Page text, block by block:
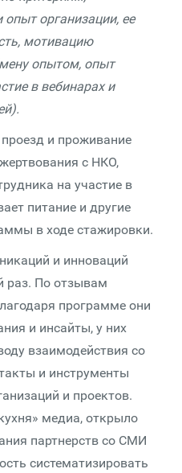
организации, ее
мотивацию
опытом, опыт
в вебинарах и
и проживание
с НКО,
на участие в
питание и другие
в ходе стажировки.
и инноваций
раз. По отзывам
программе они
и инсайты, у них
взаимодействия со
и инструменты
и проектов.
медиа, открыло
партнерств со СМИ
систематизировать